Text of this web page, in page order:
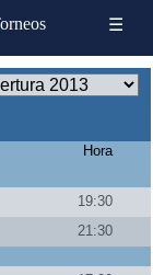
☰
Hora
19:30
21:30